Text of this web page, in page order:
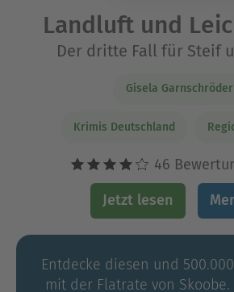
Landluft und
Der dritte Fall für Steif
Gisela Garnschröder
Krimis Deutschland
46
Jetzt lesen
Entdecke diesen und
mit der Flatrate von Skoobe.